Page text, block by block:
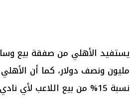
يستفيد الأهلي من صفقة بيع
مليون ونصف دولار، كما أن الأهلي
نسبة 15% من بيع اللاعب لأي نادي آخر بعد أن ينضم للفريق الأمريكي؛ أي أن